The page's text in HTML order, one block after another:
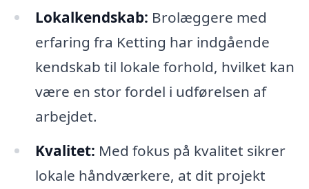
Lokalkendskab: Brolæggere med
erfaring fra Ketting har indgående
kendskab til lokale forhold, hvilket kan
være en stor fordel i udførelsen af
arbejdet.
Kvalitet: Med fokus på kvalitet sikrer
lokale håndværkere, at dit projekt